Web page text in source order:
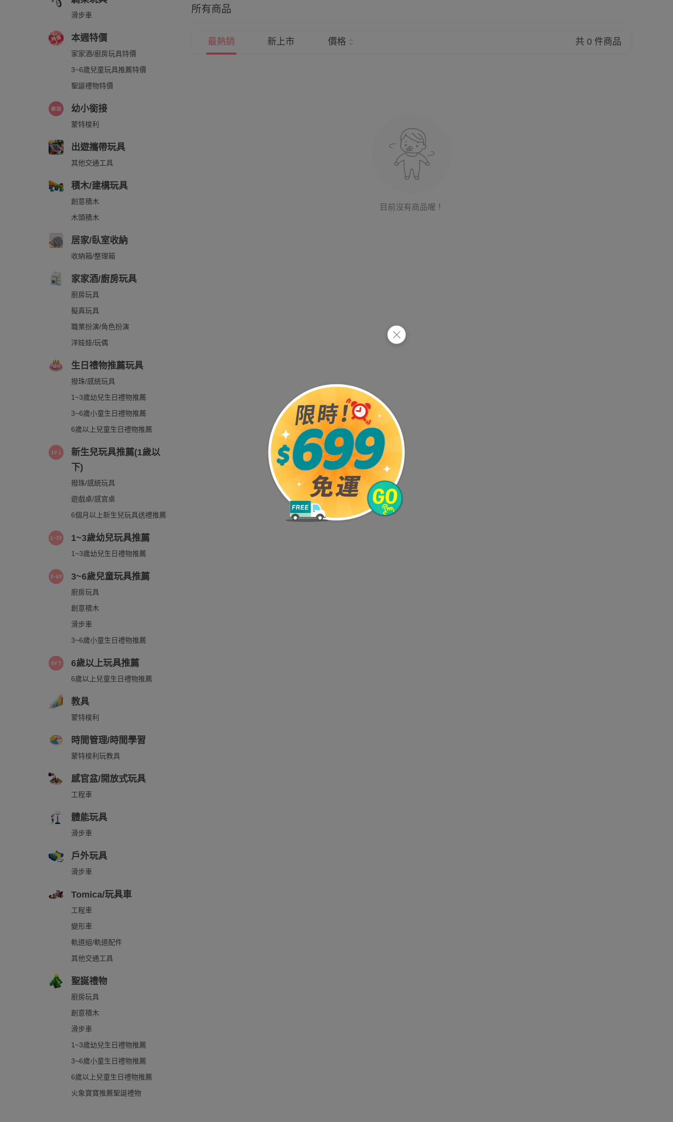
滑步車
本週特價
家家酒/廚房玩具特價
3~6歲兒童玩具推薦特價
聖誕禮物特價
幼小銜接
蒙特梭利
出遊攜帶玩具
其他交通工具
積木/建構玩具
創意積木
木頭積木
居家/臥室收納
收納箱/整理箱
家家酒/廚房玩具
廚房玩具
擬真玩具
職業扮演/角色扮演
洋娃娃/玩偶
生日禮物推薦玩具
撥珠/感統玩具
1~3歲幼兒生日禮物推薦
3~6歲小童生日禮物推薦
6歲以上兒童生日禮物推薦
新生兒玩具推薦(1歲以
下)
撥珠/感統玩具
遊戲桌/感官桌
6個月以上新生兒玩具送禮推薦
1~3歲幼兒玩具推薦
1~3歲幼兒生日禮物推薦
3~6歲兒童玩具推薦
廚房玩具
創意積木
滑步車
3~6歲小童生日禮物推薦
6歲以上玩具推薦
6歲以上兒童生日禮物推薦
教具
蒙特梭利
時間管理/時間學習
蒙特梭利玩教具
感官盆/開放式玩具
工程車
體能玩具
滑步車
戶外玩具
滑步車
Tomica/玩具車
工程車
變形車
軌道組/軌道配件
其他交通工具
聖誕禮物
廚房玩具
創意積木
滑步車
1~3歲幼兒生日禮物推薦
3~6歲小童生日禮物推薦
6歲以上兒童生日禮物推薦
火象寶寶推薦聖誕禮物
所有商品
最熱銷 新上市 價格 共 0 件商品
目前沒有商品喔！